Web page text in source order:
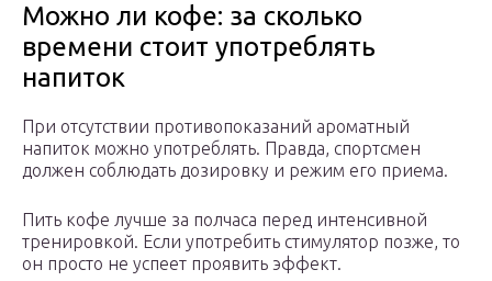
Можно ли кофе: за сколько
времени стоит употреблять
напиток
При отсутствии противопоказаний ароматный
напиток можно употреблять. Правда, спортсмен
должен соблюдать дозировку и режим его приема.
Пить кофе лучше за полчаса перед интенсивной
тренировкой. Если употребить стимулятор позже, то
он просто не успеет проявить эффект.